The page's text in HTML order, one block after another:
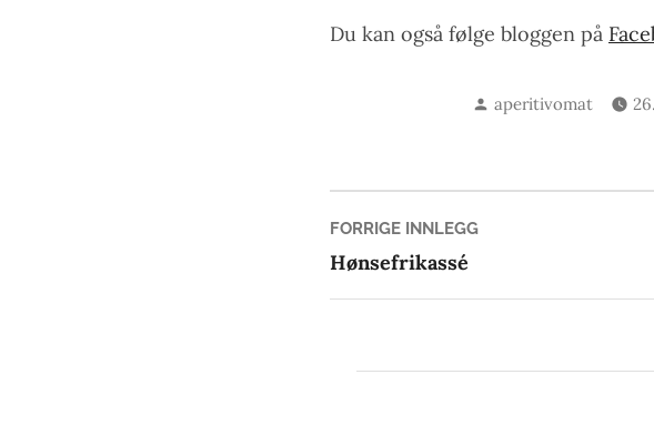
Du kan også følge bloggen på
Skrevet
aperitivomat
FORRIGE INNLEGGForrige
Hønsefrikassé